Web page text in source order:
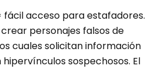
fácil acceso para estafadores.
personajes falsos de
cuales solicitan información
sospechosos. El